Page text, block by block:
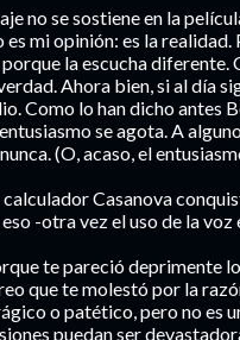
no se sostiene en la
mi opinión: es la
la escucha diferente.
Ahora bien, si al día
Como lo han dicho antes
se agota. A
(O, acaso, el
Casanova
-otra vez el uso de la
te pareció deprimente
que te molestó por la
o patético, pero no es
puedan ser